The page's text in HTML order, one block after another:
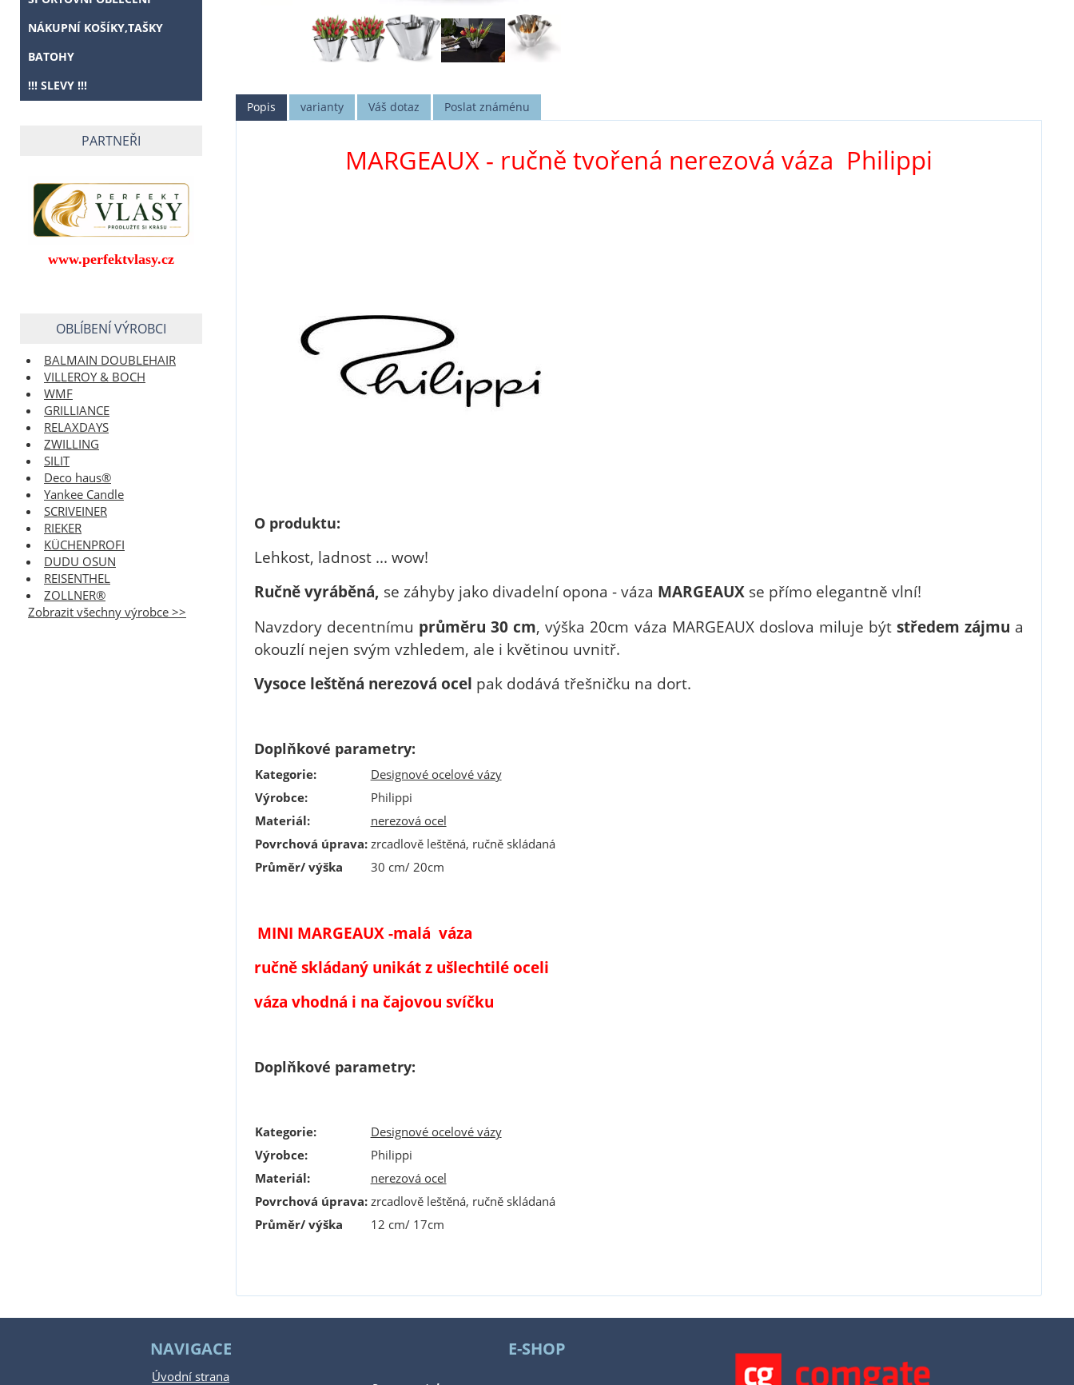
Popis varianty Váš dotaz Poslat známénu
MARGEAUX - ručně tvořená nerezová váza Philippi
O produktu:
Lehkost, ladnost ... wow!
Ručně vyráběná, se záhyby jako divadelní opona - váza MARGEAUXse přímo elegantně vlní!
Navzdory decentnímu průměru 30 cm, výška 20cm váza MARGEAUX doslova miluje býtstředem zájmu a
okouzlí nejen svým vzhledem, ale i květinou uvnitř.
Vysoce leštěná nerezová ocel pak dodává třešničku na dort.
Doplňkové parametry:
Kategorie:
Designové ocelové vázy
Výrobce:
Philippi
Materiál:
nerezová ocel
Povrchová úprava: zrcadlově leštěná, ručně skládaná
Průměr/ výška
30 cm/ 20cm
MINI MARGEAUX -malá váza
ručně skládaný unikát z ušlechtilé oceli
váza vhodná i na čajovou svíčku
Doplňkové parametry:
Kategorie:
Designové ocelové vázy
Výrobce:
Philippi
Materiál:
nerezová ocel
Povrchová úprava: zrcadlově leštěná, ručně skládaná
Průměr/ výška
12 cm/ 17cm
NÁKUPNÍ KOŠÍKY,TAŠKY
BATOHY
!!! SLEVY !!!
PARTNEŘI
www.perfektvlasy.cz
OBLÍBENÍ VÝROBCI
BALMAIN DOUBLEHAIR
VILLEROY & BOCH
WMF
GRILLIANCE
RELAXDAYS
ZWILLING
SILIT
Deco haus®
Yankee Candle
SCRIVEINER
RIEKER
KÜCHENPROFI
DUDU OSUN
REISENTHEL
ZOLLNER®
Zobrazit všechny výrobce >>
NAVIGACE
Úvodní strana
E-SHOP